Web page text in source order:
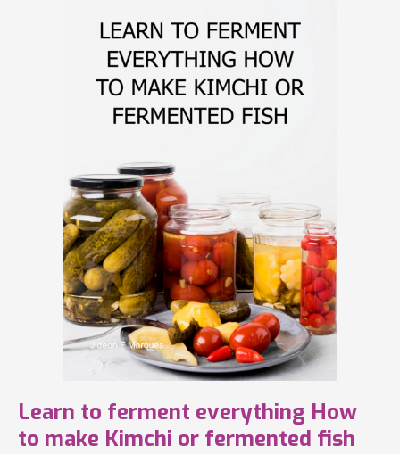
Learn to ferment everything How
to make Kimchi or fermented fish